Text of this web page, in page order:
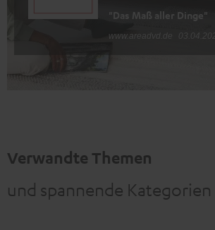
"Das Maß aller Dinge"
www.areadvd.de
Verwandte Themen
und spannende Kategorien